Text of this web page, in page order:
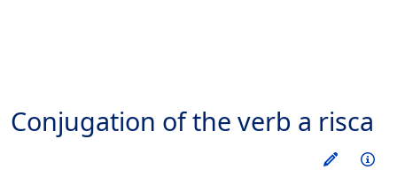
Conjugation of the verb a risca
Train